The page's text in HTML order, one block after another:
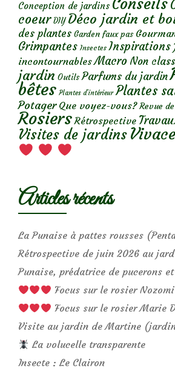
Conception de jardins
coeur DIY Déco jardin et
des plantes Garden faux pas
Grimpantes Insectes Inspirations
incontournables Macro Non
jardin Outils Parfums du jardin
bêtes Plantes d’intérieur Plantes
Potager Que voyez-vous? Revue
Rosiers Rétrospective
Visites de jardins
Articles récents
La Punaise à pattes rousses
Rétrospective de juin 2026 au
Punaise, prédatrice de pucerons
Focus sur le rosier Nozomi
Focus sur le rosier Marie
Visite au jardin de Martine
La volucelle transparente
Insecte : Le Clairon